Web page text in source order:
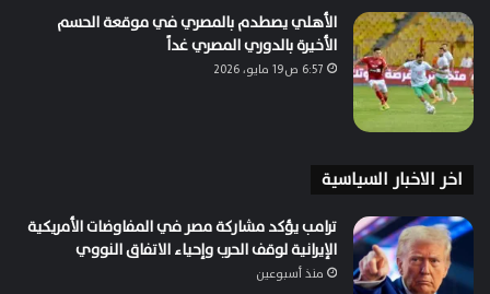
الأهلي يصطدم بالمصري في موقعة الحسم
الأخيرة بالدوري المصري غداً
6:57 ص19 مايو، 2026
اخر الاخبار السياسية
ترامب يؤكد مشاركة مصر في المفاوضات الأمريكية
الإيرانية لوقف الحرب وإحياء الاتفاق النووي
منذ أسبوعين